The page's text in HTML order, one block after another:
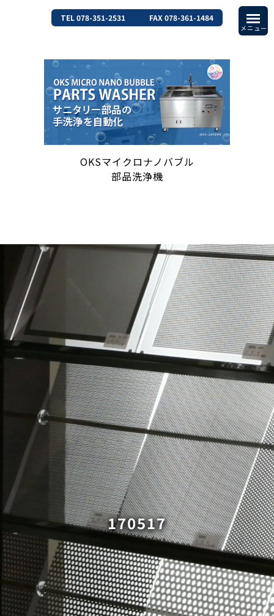
TEL 078-351-2531 FAX 078-361-1484
OKSマイクロナノバブル
部品洗浄機
170517